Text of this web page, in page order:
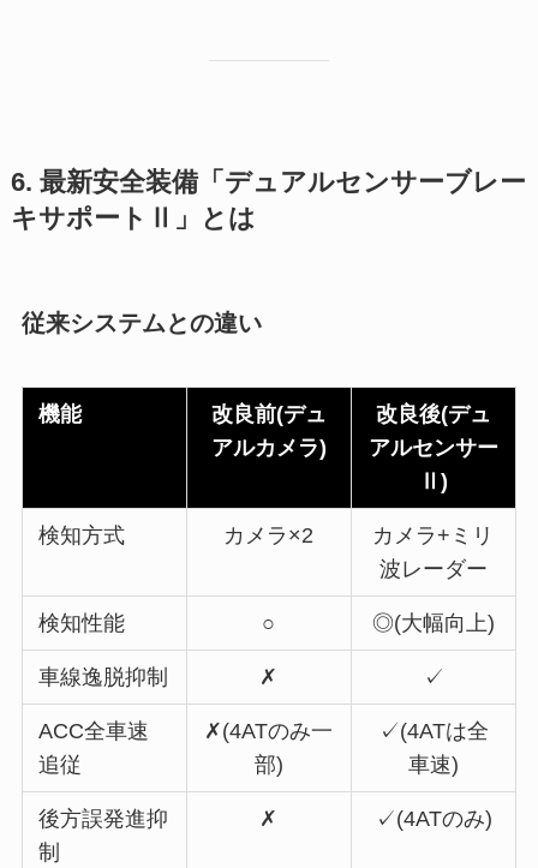
6. 最新安全装備「デュアルセンサーブレー
キサポートⅡ」とは
従来システムとの違い
機能
改良前(デュ
アルカメラ)
改良後(デュ
アルセンサー
Ⅱ)
検知方式 カメラ×2
カメラ+ミリ
波レーダー
検知性能 ○ ◎(大幅向上)
車線逸脱抑制 ✗ ✓
ACC全車速
追従
✗(4ATのみ一
部)
✓(4ATは全
車速)
後方誤発進抑
制
✗ ✓(4ATのみ)